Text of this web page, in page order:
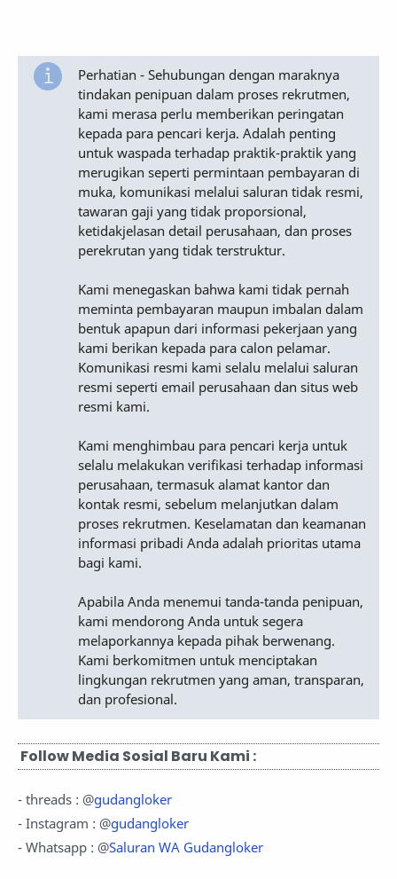
Perhatian - Sehubungan dengan maraknya
tindakan penipuan dalam proses rekrutmen,
kami merasa perlu memberikan peringatan
kepada para pencari kerja. Adalah penting
untuk waspada terhadap praktik-praktik yang
merugikan seperti permintaan pembayaran di
muka, komunikasi melalui saluran tidak resmi,
tawaran gaji yang tidak proporsional,
ketidakjelasan detail perusahaan, dan proses
perekrutan yang tidak terstruktur.
Kami menegaskan bahwa kami tidak pernah
meminta pembayaran maupun imbalan dalam
bentuk apapun dari informasi pekerjaan yang
kami berikan kepada para calon pelamar.
Komunikasi resmi kami selalu melalui saluran
resmi seperti email perusahaan dan situs web
resmi kami.
Kami menghimbau para pencari kerja untuk
selalu melakukan verifikasi terhadap informasi
perusahaan, termasuk alamat kantor dan
kontak resmi, sebelum melanjutkan dalam
proses rekrutmen. Keselamatan dan keamanan
informasi pribadi Anda adalah prioritas utama
bagi kami.
Apabila Anda menemui tanda-tanda penipuan,
kami mendorong Anda untuk segera
melaporkannya kepada pihak berwenang.
Kami berkomitmen untuk menciptakan
lingkungan rekrutmen yang aman, transparan,
dan profesional.
Follow Media Sosial Baru Kami :
- threads : @gudangloker
- Instagram : @gudangloker
- Whatsapp : @Saluran WA Gudangloker